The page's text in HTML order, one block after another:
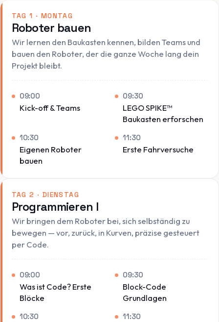
TAG 1 · MONTAG
Roboter bauen
Wir lernen den Baukasten kennen, bilden Teams und
bauen den Roboter, der die ganze Woche lang dein
Projekt bleibt.
09:00
Kick-off & Teams
09:30
LEGO SPIKE™
Baukasten erforschen
10:30
Eigenen Roboter
bauen
11:30
Erste Fahrversuche
TAG 2 · DIENSTAG
Programmieren I
Wir bringen dem Roboter bei, sich selbständig zu
bewegen — vor, zurück, in Kurven, präzise gesteuert
per Code.
09:00
Was ist Code? Erste
Blöcke
09:30
Block-Code
Grundlagen
10:30 11:30